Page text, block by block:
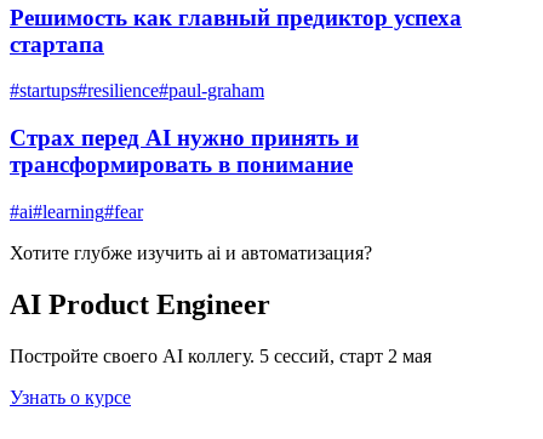
Решимость как главный предиктор успеха
стартапа
#startups#resilience#paul-graham
Страх перед AI нужно принять и
трансформировать в понимание
#ai#learning#fear
Хотите глубже изучить ai и автоматизация?
AI Product Engineer
Постройте своего AI коллегу. 5 сессий, старт 2 мая
Узнать о курсе